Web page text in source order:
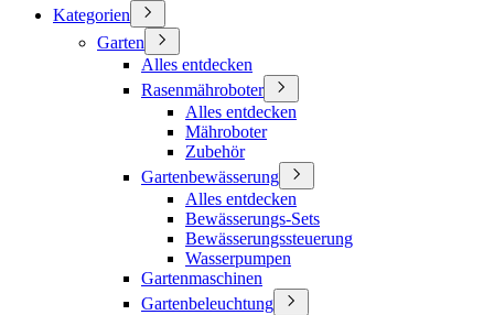
Kategorien
Garten
Alles entdecken
Rasenmähroboter
Alles entdecken
Mähroboter
Zubehör
Gartenbewässerung
Alles entdecken
Bewässerungs-Sets
Bewässerungssteuerung
Wasserpumpen
Gartenmaschinen
Gartenbeleuchtung